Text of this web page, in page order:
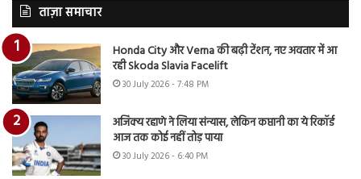
ताज़ा समाचार
Honda City और Verna की बढ़ी टेंशन, नए अवतार में आ
रही Skoda Slavia Facelift
30 July 2026 - 7:48 PM
अजिंक्य रहाणे ने लिया संन्यास, लेकिन कप्तानी का ये रिकॉर्ड
आज तक कोई नहीं तोड़ पाया
30 July 2026 - 6:40 PM